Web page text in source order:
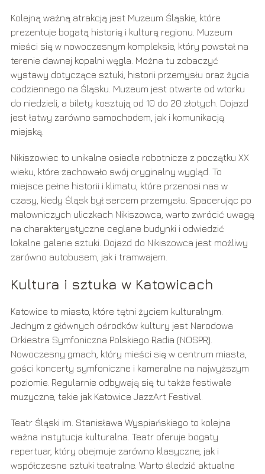
Kolejną ważną atrakcją jest Muzeum Śląskie, które
prezentuje bogatą historię i kulturę regionu. Muzeum
mieści się w nowoczesnym kompleksie, który powstał na
terenie dawnej kopalni węgla. Można tu zobaczyć
wystawy dotyczące sztuki, historii przemysłu oraz życia
codziennego na Śląsku. Muzeum jest otwarte od wtorku
do niedzieli, a bilety kosztują od 10 do 20 złotych. Dojazd
jest łatwy zarówno samochodem, jak i komunikacją
miejską.
Nikiszowiec to unikalne osiedle robotnicze z początku XX
wieku, które zachowało swój oryginalny wygląd. To
miejsce pełne historii i klimatu, które przenosi nas w
czasy, kiedy Śląsk był sercem przemysłu. Spacerując po
malowniczych uliczkach Nikiszowca, warto zwrócić uwagę
na charakterystyczne ceglane budynki i odwiedzić
lokalne galerie sztuki. Dojazd do Nikiszowca jest możliwy
zarówno autobusem, jak i tramwajem.
Kultura i sztuka w Katowicach
Katowice to miasto, które tętni życiem kulturalnym.
Jednym z głównych ośrodków kultury jest Narodowa
Orkiestra Symfoniczna Polskiego Radia (NOSPR).
Nowoczesny gmach, który mieści się w centrum miasta,
gości koncerty symfoniczne i kameralne na najwyższym
poziomie. Regularnie odbywają się tu także festiwale
muzyczne, takie jak Katowice JazzArt Festival.
Teatr Śląski im. Stanisława Wyspiańskiego to kolejna
ważna instytucja kulturalna. Teatr oferuje bogaty
repertuar, który obejmuje zarówno klasyczne, jak i
współczesne sztuki teatralne. Warto śledzić aktualne